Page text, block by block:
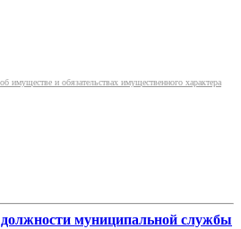
об имуществе и обязательствах имущественного характера
муниципальной службы